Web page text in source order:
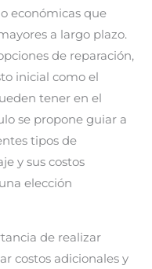
económicas que
a largo plazo.
de reparación,
inicial como el
tener en el
se propone guiar a
tipos de
y sus costos
elección
de realizar
costos adicionales y